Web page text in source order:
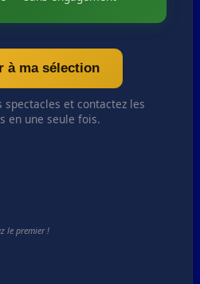
à ma sélection
spectacles et contactez les
en une seule fois.
le premier !